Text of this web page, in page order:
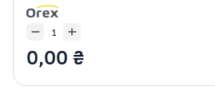
0,00 ₴